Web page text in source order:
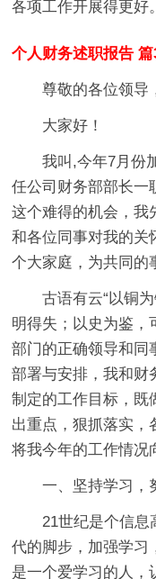
各项工作开展得更好。
个人财务述职报告 篇
尊敬的各位领导
大家好！
我叫,今年7月份
任公司财务部部长一
这个难得的机会，我
和各位同事对我的关
个大家庭，为共同的
古语有云“以铜
明得失；以史为鉴，
部门的正确领导和同
部署与安排，我和财
制定的工作目标，既
出重点，狠抓落实，
将我今年的工作情况
一、坚持学习，
21世纪是个信
代的脚步，加强学习
是一个爱学习的人，